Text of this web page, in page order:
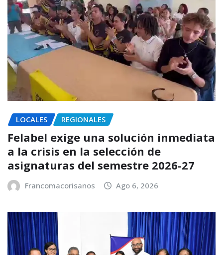
LOCALES REGIONALES
Felabel exige una solución inmediata
a la crisis en la selección de
asignaturas del semestre 2026-27
Francomacorisanos Ago 6, 2026